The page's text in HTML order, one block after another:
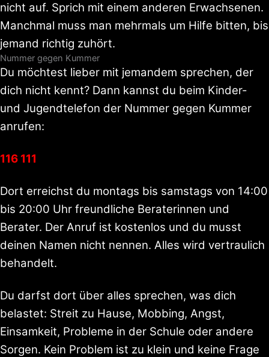
nicht auf. Sprich mit einem anderen Erwachsenen.
Manchmal muss man mehrmals um Hilfe bitten, bis
jemand richtig zuhört.
Nummer gegen Kummer
Du möchtest lieber mit jemandem sprechen, der
dich nicht kennt? Dann kannst du beim Kinder-
und Jugendtelefon der Nummer gegen Kummer
anrufen:
116 111
Dort erreichst du montags bis samstags von 14:00
bis 20:00 Uhr freundliche Beraterinnen und
Berater. Der Anruf ist kostenlos und du musst
deinen Namen nicht nennen. Alles wird vertraulich
behandelt.
Du darfst dort über alles sprechen, was dich
belastet: Streit zu Hause, Mobbing, Angst,
Einsamkeit, Probleme in der Schule oder andere
Sorgen. Kein Problem ist zu klein und keine Frage